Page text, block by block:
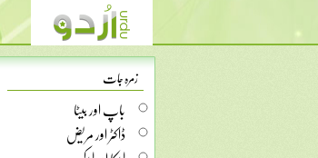
زمرہ جات
باپ اور بیٹا
ڈاکٹر اور مریض